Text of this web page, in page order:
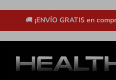
🚚 ¡ENVÍO GRATIS en